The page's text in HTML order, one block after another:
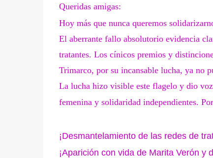
Queridas amigas:
Hoy más que nunca queremos
El aberrante fallo absolutorio evidencia
tratantes. Los cínicos premios y
Trimarco, por su incansable lucha, ya no
La lucha hizo visible este flagelo y dio
femenina y solidaridad independientes.
¡Desmantelamiento de las redes de
¡Aparición con vida de Marita Verón y